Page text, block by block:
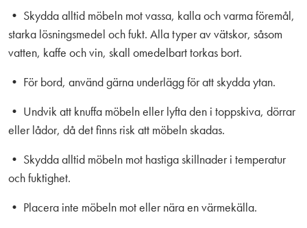
• Skydda alltid möbeln mot vassa, kalla och varma föremål,
starka lösningsmedel och fukt. Alla typer av vätskor, såsom
vatten, kaffe och vin, skall omedelbart torkas bort.
• För bord, använd gärna underlägg för att skydda ytan.
• Undvik att knuffa möbeln eller lyfta den i toppskiva, dörrar
eller lådor, då det finns risk att möbeln skadas.
• Skydda alltid möbeln mot hastiga skillnader i temperatur
och fuktighet.
• Placera inte möbeln mot eller nära en värmekälla.